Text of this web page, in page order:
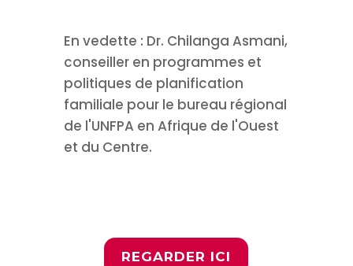
En vedette : Dr. Chilanga Asmani,
conseiller en programmes et
politiques de planification
familiale pour le bureau régional
de l'UNFPA en Afrique de l'Ouest
et du Centre.
REGARDER ICI